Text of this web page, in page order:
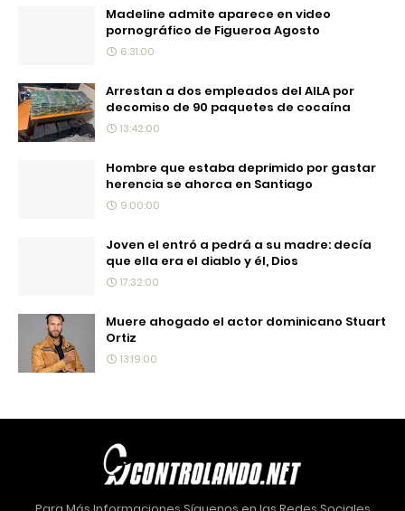
Madeline admite aparece en video
pornográfico de Figueroa Agosto
6:31:00
Arrestan a dos empleados del AILA por
decomiso de 90 paquetes de cocaína
13:42:00
Hombre que estaba deprimido por gastar
herencia se ahorca en Santiago
9:00:00
Joven el entró a pedrá a su madre: decía
que ella era el diablo y él, Dios
17:32:00
Muere ahogado el actor dominicano Stuart
Ortiz
13:19:00